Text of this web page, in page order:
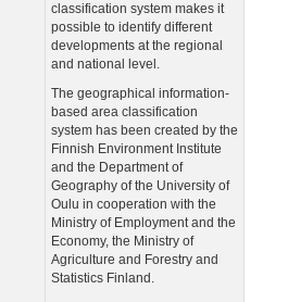
classification system makes it
possible to identify different
developments at the regional
and national level.
The geographical information-
based area classification
system has been created by the
Finnish Environment Institute
and the Department of
Geography of the University of
Oulu in cooperation with the
Ministry of Employment and the
Economy, the Ministry of
Agriculture and Forestry and
Statistics Finland.